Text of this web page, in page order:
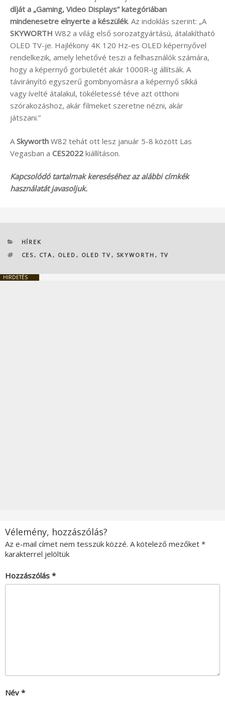
díját a „Gaming, Video Displays” kategóriában
mindenesetre elnyerte a készülék. Az indoklás szerint: „A
SKYWORTH W82 a világ első sorozatgyártású, átalakítható
OLED TV-je. Hajlékony 4K 120 Hz-es OLED képernyővel
rendelkezik, amely lehetővé teszi a felhasználók számára,
hogy a képernyő görbületét akár 1000R-ig állítsák. A
távirányító egyszerű gombnyomásra a képernyő síkká
vagy ívelté átalakul, tökéletessé téve azt otthoni
szórakozáshoz, akár filmeket szeretne nézni, akár
játszani.”
A Skyworth W82 tehát ott lesz január 5-8 között Las
Vegasban a CES2022 kiállításon.
Kapcsolódó tartalmak kereséséhez az alábbi címkék
használatát javasoljuk.
KATEGÓRIÁK
HÍREK
CÍMKÉK
CES , CTA , OLED , OLED TV , SKYWORTH , TV
HIRDETÉS
Vélemény, hozzászólás?
Az e-mail címet nem tesszük közzé. A kötelező mezőket *
karakterrel jelöltük
Hozzászólás *
Név *